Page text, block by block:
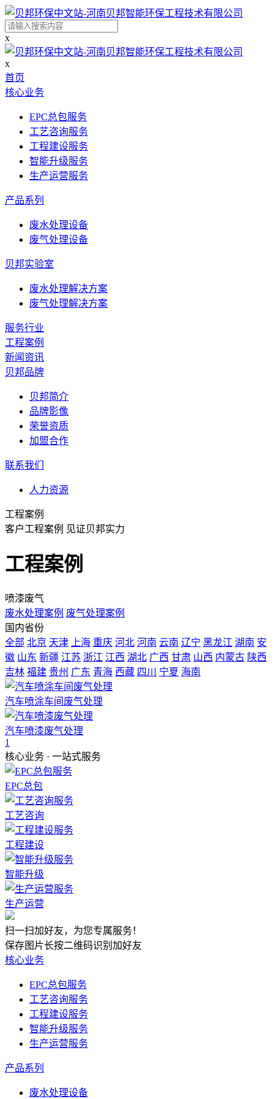
x
x
首页
核心业务
EPC总包服务
工艺咨询服务
工程建设服务
智能升级服务
生产运营服务
产品系列
废水处理设备
废气处理设备
贝邦实验室
废水处理解决方案
废气处理解决方案
服务行业
工程案例
新闻资讯
贝邦品牌
贝邦简介
品牌影像
荣誉资质
加盟合作
联系我们
人力资源
工程案例
客户工程案例 见证贝邦实力
工程案例
喷漆废气
废水处理案例 废气处理案例
国内省份
全部 北京 天津 上海 重庆 河北 河南 云南 辽宁 黑龙江 湖南 安
徽 山东 新疆 江苏 浙江 江西 湖北 广西 甘肃 山西 内蒙古 陕西
吉林 福建 贵州 广东 青海 西藏 四川 宁夏 海南
汽车喷涂车间废气处理
汽车喷漆废气处理
1
核心业务 · 一站式服务
EPC总包
工艺咨询
工程建设
智能升级
生产运营
扫一扫加好友，为您专属服务！
保存图片长按二维码识别加好友
核心业务
EPC总包服务
工艺咨询服务
工程建设服务
智能升级服务
生产运营服务
产品系列
废水处理设备